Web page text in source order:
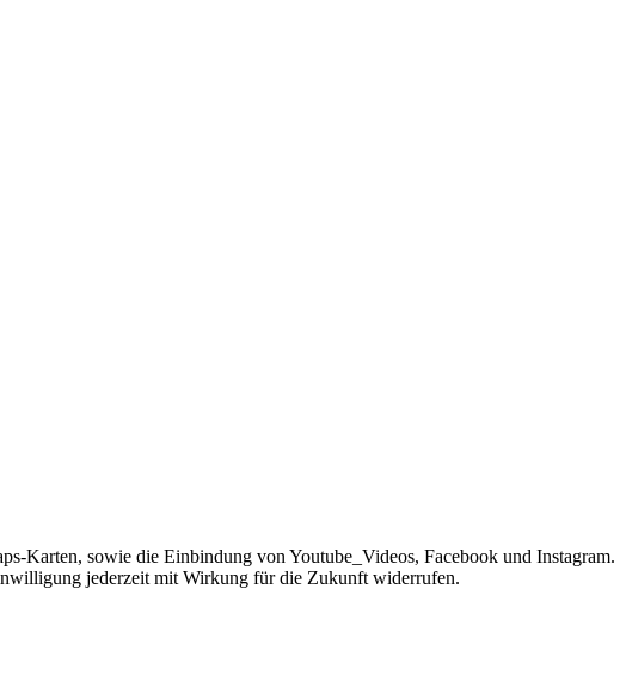
Karten, sowie die Einbindung von Youtube_Videos, Facebook und Instagram.
jederzeit mit Wirkung für die Zukunft widerrufen.